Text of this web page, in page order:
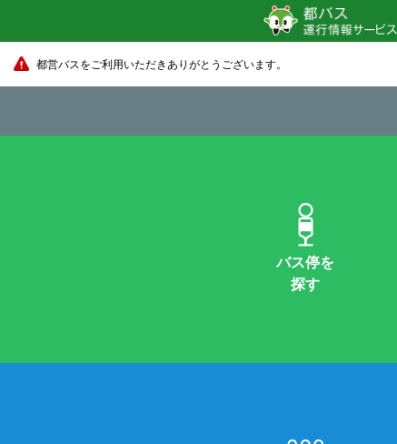
都営バスをご利用いただきありがとうございます。
バス停を
探す